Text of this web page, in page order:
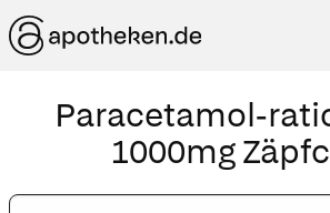
Paracetamol-
1000mg
Arzneimittelname